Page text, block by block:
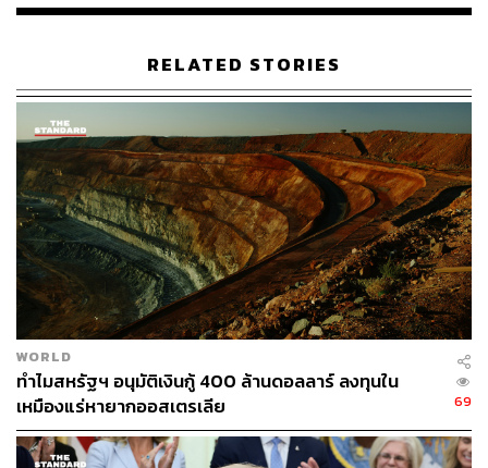
เนซีที่มีคะแนนนิยมนำเป็นอันดับ 1 ซึ่งนักวิเคราะห์มองว่า น่า
จะเป็นผลจากแคมเปญหาเสียง ที่ส่วนใหญ่ มุ่งเน้นไปที่
อาศัยราคาแพง ซึ่งกระทบต่อชีวิตของชาวออสเตรเลียจำนวน
มาก
อย่างไรก็ตาม นโยบายและท่าทีต่างๆ ของทรัมป์ เป็นอีกปัจจัย
กระตุ้นที่มีผลสำคัญต่อการเลือกตั้ง
นักวิเคราะห์มองว่าการที่อัลบาเนซีชนะเลือกตั้งไปแบบ
ขาดลอย เป็นเพราะดัตตัน มีแนวนโยบายหลายอย่างที่คล้าย
กับทรัมป์มากจนเกินไป เช่น การให้คำมั่นสำคัญว่าจะลด
จำนวนข้าราชการพลเรือน การมุ่งกวาดล้างผู้อพยพผิด
กฎหมาย หรือการประกาศว่าจะไม่ยืนต่อหน้าธงชาติของ
กลุ่มชนพื้นเมืองอะบอริจิน
RELATED STORIES
WORLD
ทำไมสหรัฐฯ อนุมัติเงินกู้ 400 ล้านดอลลาร์ ลงทุนใน
เหมืองแร่หายากออสเตรเลีย
69